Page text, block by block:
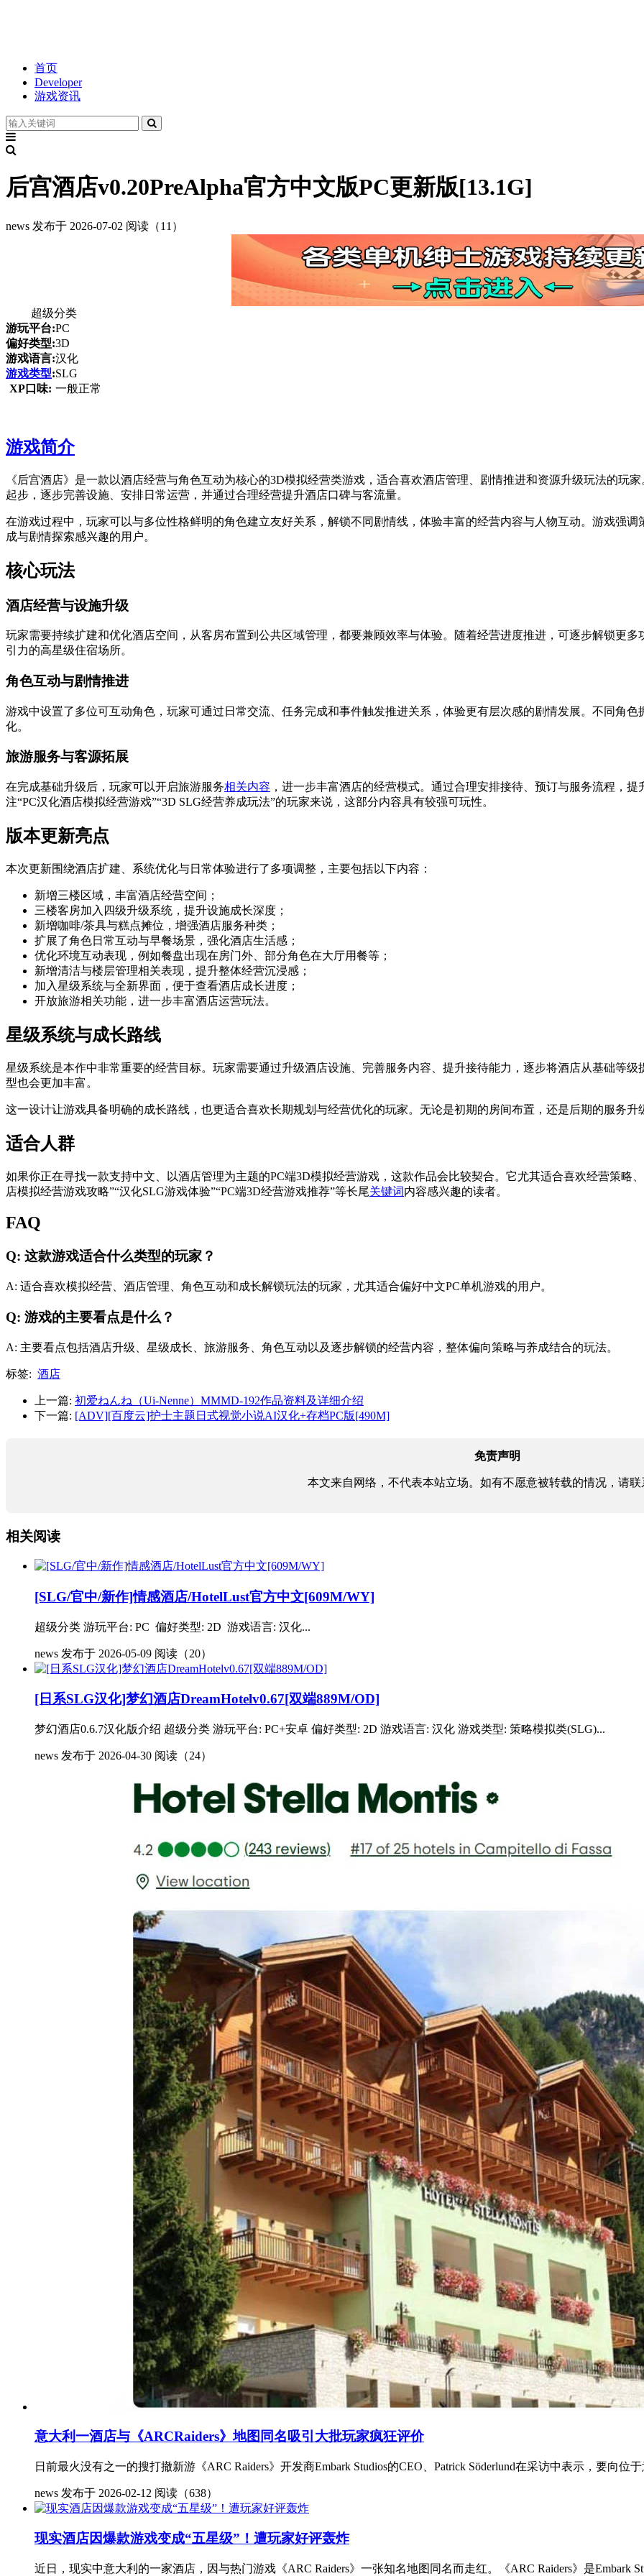
首页
Developer
游戏资讯
后宫酒店v0.20PreAlpha官方中文版PC更新版[13.1G]
news 发布于 2026-07-02 阅读（11）
超级分类
游玩平台:PC
偏好类型:3D
游戏语言:汉化
游戏类型:SLG
XP口味: 一般正常
游戏简介
《后宫酒店》是一款以酒店经营与角色互动为核心的3D模拟经营类游戏，适合喜欢酒店管理、剧情推进和资源升级玩法的玩
起步，逐步完善设施、安排日常运营，并通过合理经营提升酒店口碑与客流量。
在游戏过程中，玩家可以与多位性格鲜明的角色建立友好关系，解锁不同剧情线，体验丰富的经营内容与人物互动。游戏强
成与剧情探索感兴趣的用户。
核心玩法
酒店经营与设施升级
玩家需要持续扩建和优化酒店空间，从客房布置到公共区域管理，都要兼顾效率与体验。随着经营进度推进，可逐步解锁更多
引力的高星级住宿场所。
角色互动与剧情推进
游戏中设置了多位可互动角色，玩家可通过日常交流、任务完成和事件触发推进关系，体验更有层次感的剧情发展。不同角
化。
旅游服务与客源拓展
在完成基础升级后，玩家可以开启旅游服务相关内容 ，进一步丰富酒店的经营模式。通过合理安排接待、预订与服务流程，
注“PC汉化酒店模拟经营游戏”“3D SLG经营养成玩法”的玩家来说，这部分内容具有较强可玩性。
版本更新亮点
本次更新围绕酒店扩建、系统优化与日常体验进行了多项调整，主要包括以下内容：
新增三楼区域，丰富酒店经营空间；
三楼客房加入四级升级系统，提升设施成长深度；
新增咖啡/茶具与糕点摊位，增强酒店服务种类；
扩展了角色日常互动与早餐场景，强化酒店生活感；
优化环境互动表现，例如餐盘出现在房门外、部分角色在大厅用餐等；
新增清洁与楼层管理相关表现，提升整体经营沉浸感；
加入星级系统与全新界面，便于查看酒店成长进度；
开放旅游相关功能，进一步丰富酒店运营玩法。
星级系统与成长路线
星级系统是本作中非常重要的经营目标。玩家需要通过升级酒店设施、完善服务内容、提升接待能力，逐步将酒店从基础等
型也会更加丰富。
这一设计让游戏具备明确的成长路线，也更适合喜欢长期规划与经营优化的玩家。无论是初期的房间布置，还是后期的服务
适合人群
如果你正在寻找一款支持中文、以酒店管理为主题的PC端3D模拟经营游戏，这款作品会比较契合。它尤其适合喜欢经营策略
店模拟经营游戏攻略”“汉化SLG游戏体验”“PC端3D经营游戏推荐”等长尾关键词内容感兴趣的读者。
FAQ
Q: 这款游戏适合什么类型的玩家？
A: 适合喜欢模拟经营、酒店管理、角色互动和成长解锁玩法的玩家，尤其适合偏好中文PC单机游戏的用户。
Q: 游戏的主要看点是什么？
A: 主要看点包括酒店升级、星级成长、旅游服务、角色互动以及逐步解锁的经营内容，整体偏向策略与养成结合的玩法。
标签: 酒店
上一篇: 初爱ねんね（Ui-Nenne）MMMD-192作品资料及详细介绍
下一篇: [ADV][百度云]护士主题日式视觉小说AI汉化+存档PC版[490M]
免责声明
本文来自网络，不代表本站立场。如有不愿意被转载的情况，请联
相关阅读
[SLG/官中/新作]情感酒店/HotelLust官方中文[609M/WY]
超级分类 游玩平台: PC 偏好类型: 2D 游戏语言: 汉化...
news 发布于 2026-05-09 阅读（20）
[日系SLG汉化]梦幻酒店DreamHotelv0.67[双端889M/OD]
梦幻酒店0.6.7汉化版介绍 超级分类 游玩平台: PC+安卓 偏好类型: 2D 游戏语言: 汉化 游戏类型: 策略模拟类(SLG)...
news 发布于 2026-04-30 阅读（24）
意大利一酒店与《ARCRaiders》地图同名吸引大批玩家疯狂评价
日前最火没有之一的搜打撤新游《ARC Raiders》开发商Embark Studios的CEO、Patrick Söderlund在采访中表示，要向位
news 发布于 2026-02-12 阅读（638）
现实酒店因爆款游戏变成“五星级”！遭玩家好评轰炸
近日，现实中意大利的一家酒店，因与热门游戏《ARC Raiders》一张知名地图同名而走红。《ARC Raiders》是Embark